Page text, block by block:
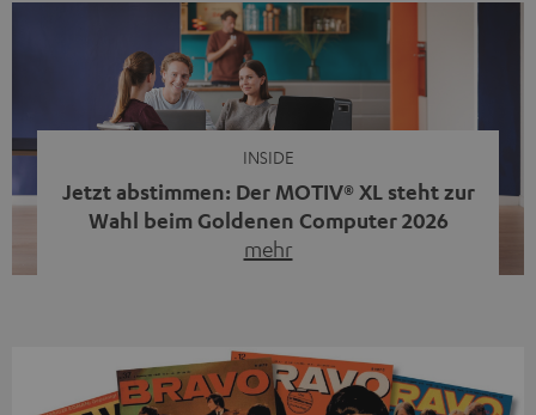
INSIDE
Jetzt abstimmen: Der MOTIV® XL steht zur
Wahl beim Goldenen Computer 2026
mehr
Streaming-System vereint hochwertige HiFi-Technik,
moderne Streaming-Funktionen und hohe Flexibilität in